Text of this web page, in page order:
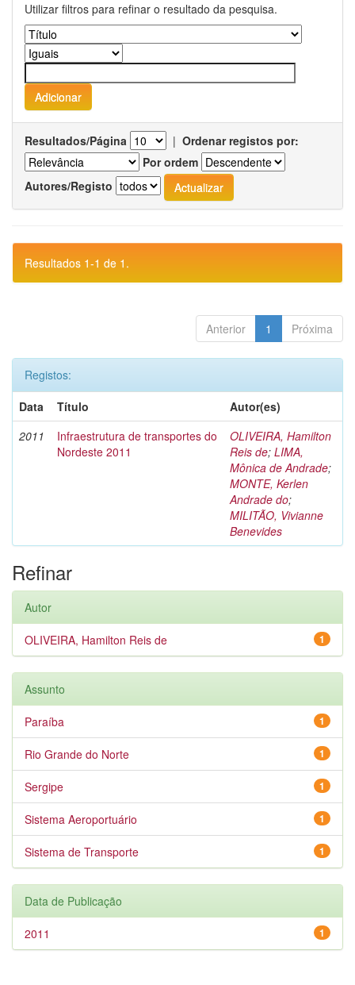
Utilizar filtros para refinar o resultado da pesquisa.
Resultados/Página | Ordenar registos por:
Por ordem
Autores/Registo
Resultados 1-1 de 1.
Anterior 1 Próxima
Registos:
Data
Título
Autor(es)
2011
Infraestrutura de transportes do
Nordeste 2011
OLIVEIRA, Hamilton
Reis de; LIMA,
Mônica de Andrade;
MONTE, Kerlen
Andrade do;
MILITÃO, Vivianne
Benevides
Refinar
Autor
1
OLIVEIRA, Hamilton Reis de
Assunto
1
Paraíba
1
Rio Grande do Norte
1
Sergipe
1
Sistema Aeroportuário
1
Sistema de Transporte
Data de Publicação
1
2011